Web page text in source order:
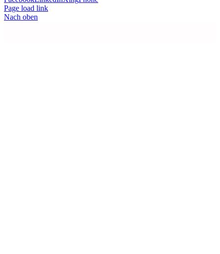
Page load link
Nach oben